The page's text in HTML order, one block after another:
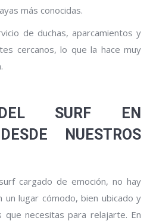
más conocidas.
de duchas, aparcamientos y
cercanos, lo que la hace muy
DEL SURF EN
NUESTROS
cargado de emoción, no hay
un lugar cómodo, bien ubicado y
que necesitas para relajarte. En